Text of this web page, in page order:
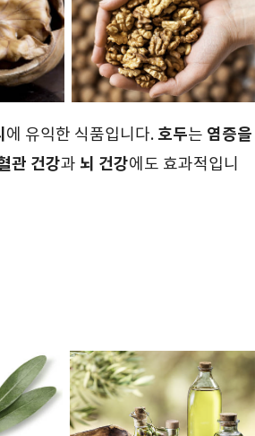
에 유익한 식품입니다. 호두는 염증을
관 건강과 뇌 건강에도 효과적입니